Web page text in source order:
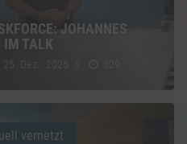
JOHANNES
IM TALK
vernetzt